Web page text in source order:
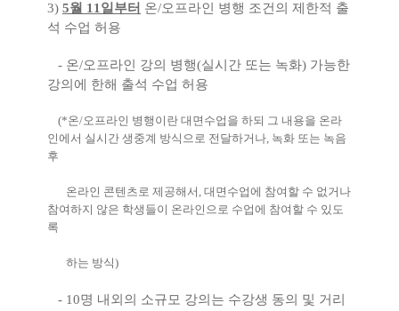
3) 5월 11일부터 온/오프라인 병행 조건의 제한적 출
석 수업 허용
- 온/오프라인 강의 병행(실시간 또는 녹화) 가능한
강의에 한해 출석 수업 허용
(*온/오프라인 병행이란 대면수업을 하되 그 내용을 온라
인에서 실시간 생중계 방식으로 전달하거나, 녹화 또는 녹음
후
온라인 콘텐츠로 제공해서, 대면수업에 참여할 수 없거나
참여하지 않은 학생들이 온라인으로 수업에 참여할 수 있도
록
하는 방식)
- 10명 내외의 소규모 강의는 수강생 동의 및 거리